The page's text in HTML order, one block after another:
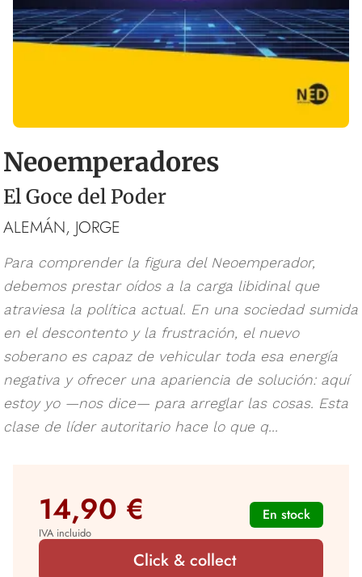
Neoemperadores
El Goce del Poder
ALEMÁN, JORGE
Para comprender la figura del Neoemperador,
debemos prestar oídos a la carga libidinal que
atraviesa la política actual. En una sociedad sumida
en el descontento y la frustración, el nuevo
soberano es capaz de vehicular toda esa energía
negativa y ofrecer una apariencia de solución: aquí
estoy yo —nos dice— para arreglar las cosas. Esta
clase de líder autoritario hace lo que q...
14,90 €
IVA incluido
En stock
Click & collect